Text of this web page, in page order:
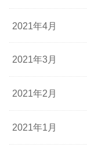
2021年4月
2021年3月
2021年2月
2021年1月